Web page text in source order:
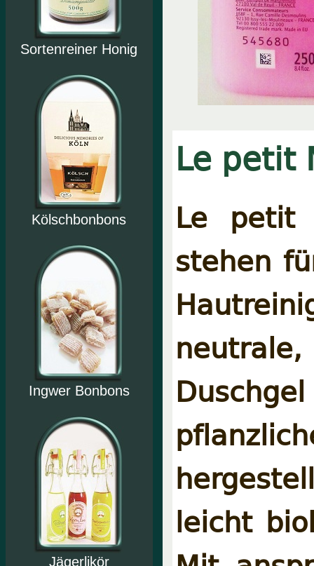
Sortenreiner Honig
Kölschbonbons
Ingwer Bonbons
Jägerlikör
Le petit
Le petit
stehen
leicht